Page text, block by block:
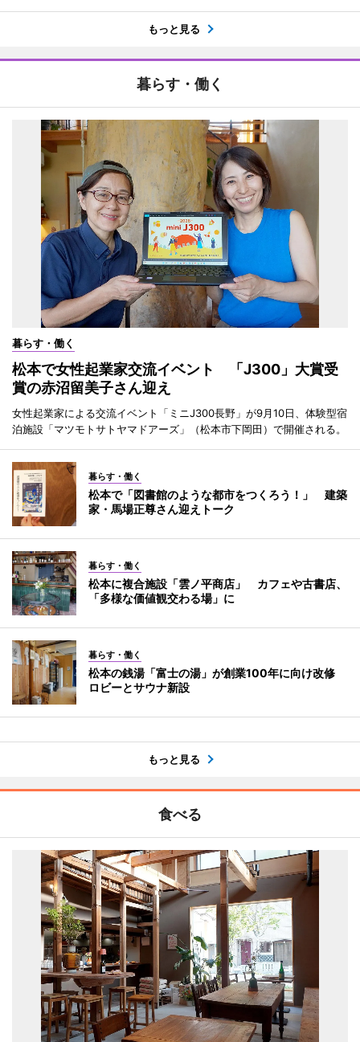
もっと見る
暮らす・働く
暮らす・働く
松本で女性起業家交流イベント 「J300」大賞受
賞の赤沼留美子さん迎え
女性起業家による交流イベント「ミニJ300長野」が9月10日、体験型宿
泊施設「マツモトサトヤマドアーズ」（松本市下岡田）で開催される。
暮らす・働く
松本で「図書館のような都市をつくろう！」 建築
家・馬場正尊さん迎えトーク
暮らす・働く
松本に複合施設「雲ノ平商店」 カフェや古書店、
「多様な価値観交わる場」に
暮らす・働く
松本の銭湯「富士の湯」が創業100年に向け改修
ロビーとサウナ新設
もっと見る
食べる